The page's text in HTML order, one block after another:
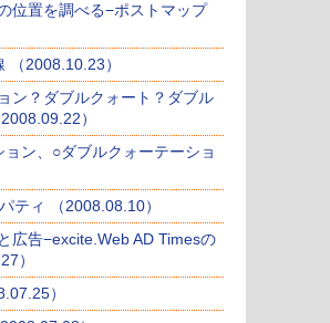
位置を調べる−ポストマップ
（2008.10.23）
ン？ダブルクォート？ダブル
）
ン、○ダブルクォーテーショ
ティ （2008.08.10）
広告−excite.Web AD Timesの
）
）